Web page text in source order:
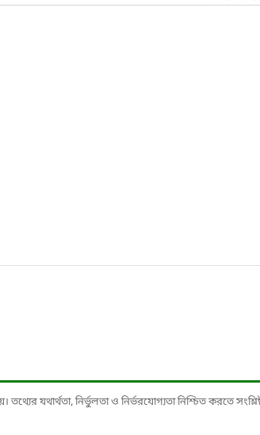
যথার্থতা, নির্ভুলতা ও নির্ভরযোগ্যতা নিশ্চিত করতে সংশ্লিষ্ট